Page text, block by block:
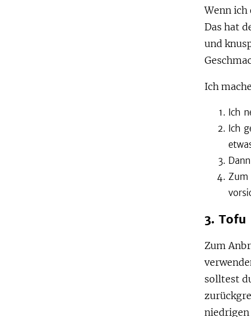
Wenn ich
Das hat
und
Ich
Ich
Ich
Zum
3.
Zum
solltest
niedrigen